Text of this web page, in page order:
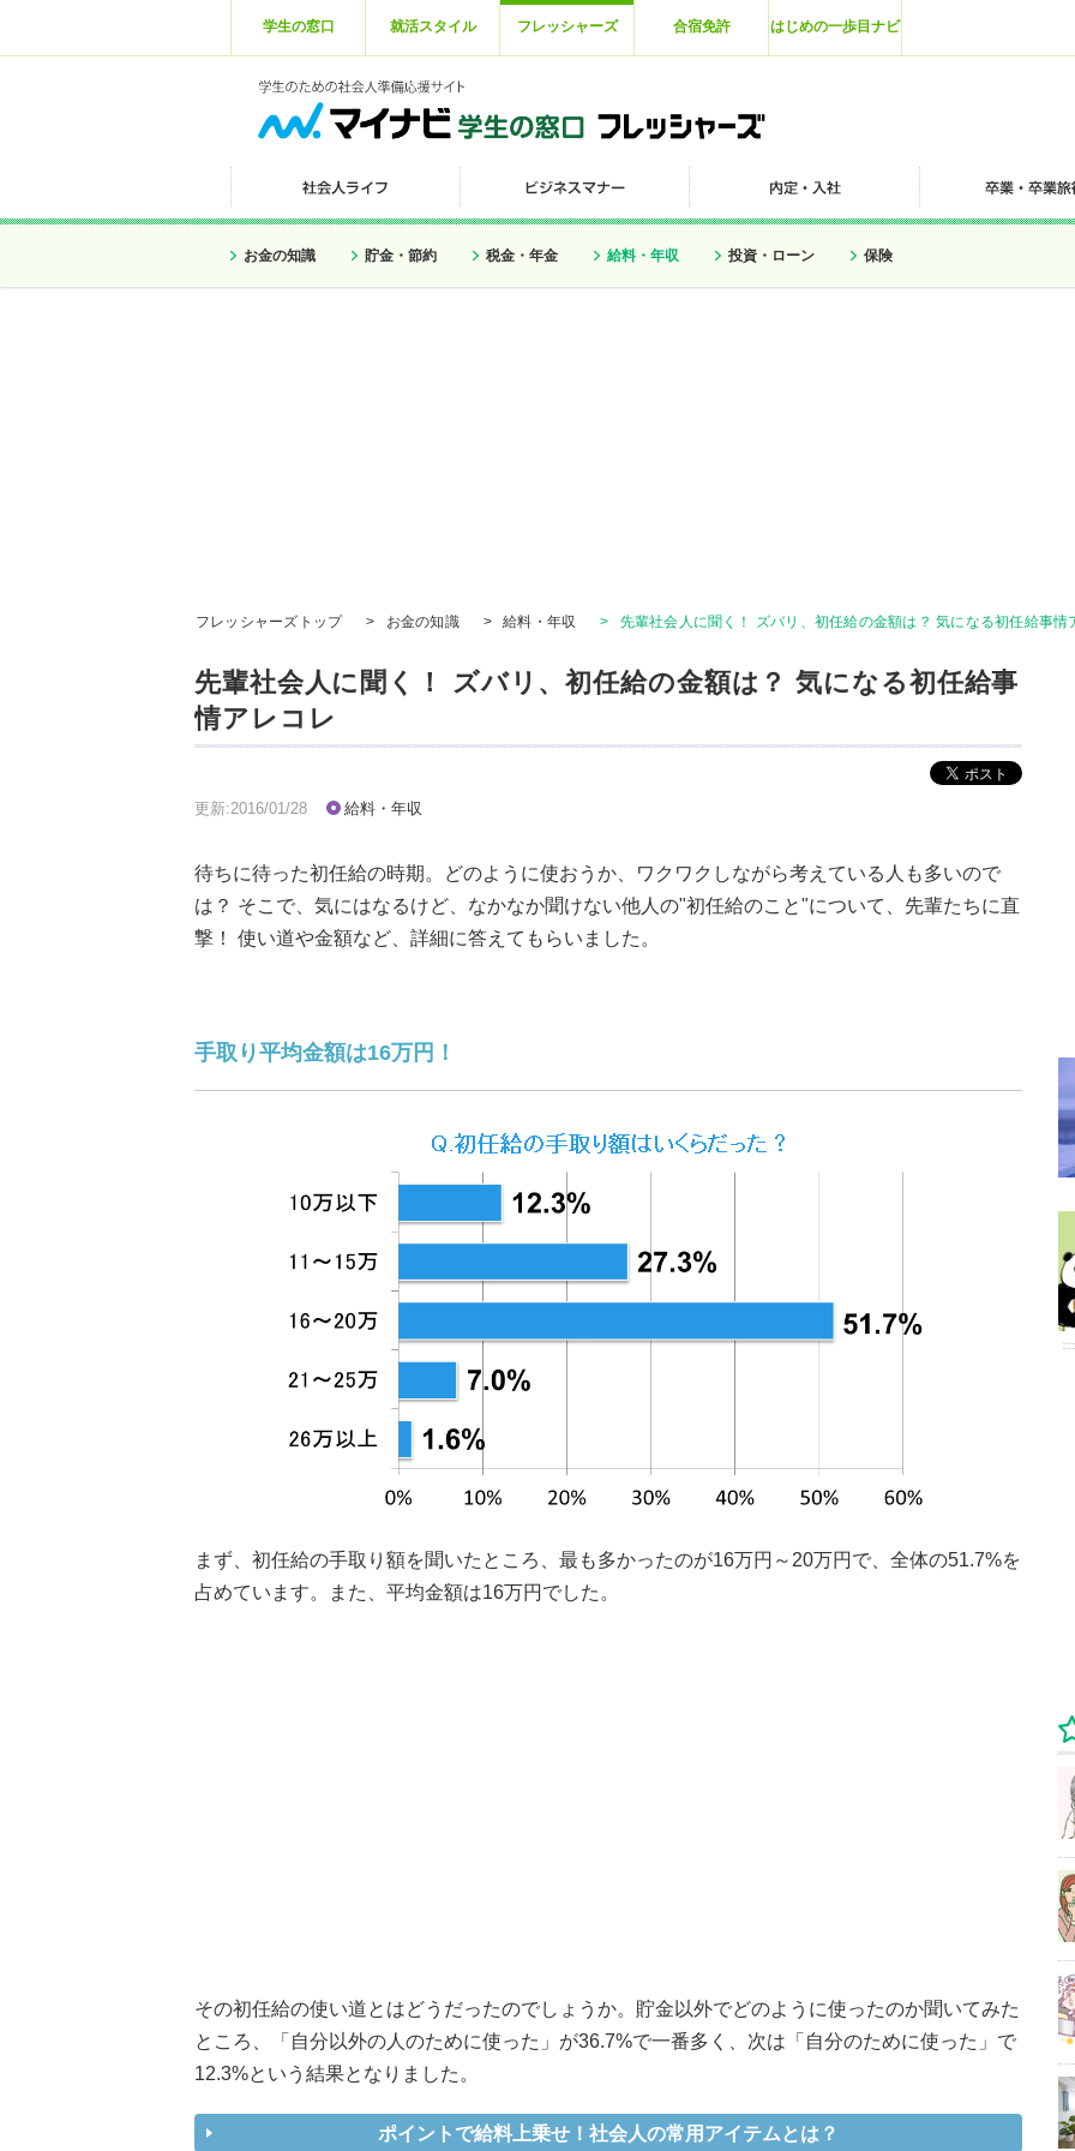
学生の窓口 就活スタイル フレッシャーズ 合宿免許 はじめの一歩目ナビ
お金の知識 貯金・節約 税金・年金 給料・年収 投資・ローン 保険
フレッシャーズトップ > お金の知識 > 給料・年収 > 先輩社会人に聞く！ ズバリ、初任給の金額は？ 気になる初任給事情
先輩社会人に聞く！ ズバリ、初任給の金額は？ 気になる初任給事
情アレコレ
更新:2016/01/28 給料・年収
待ちに待った初任給の時期。どのように使おうか、ワクワクしながら考えている人も多いので
は？ そこで、気にはなるけど、なかなか聞けない他人の"初任給のこと"について、先輩たちに直
撃！ 使い道や金額など、詳細に答えてもらいました。
手取り平均金額は16万円！
まず、初任給の手取り額を聞いたところ、最も多かったのが16万円～20万円で、全体の51.7%を
占めています。また、平均金額は16万円でした。
その初任給の使い道とはどうだったのでしょうか。貯金以外でどのように使ったのか聞いてみた
ところ、「自分以外の人のために使った」が36.7%で一番多く、次は「自分のために使った」で
12.3%という結果となりました。
ポイントで給料上乗せ！社会人の常用アイテムとは？